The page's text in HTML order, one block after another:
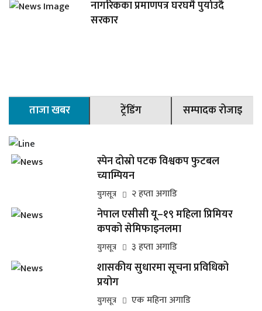
नागरिकका प्रमाणपत्र घरघमै पुर्याउदै
सरकार
ताजा खबर ट्रेंडिंग सम्पादक रोजाइ
स्पेन दोस्रो पटक विश्वकप फुटबल
च्याम्पियन
युगसूत्र २ हप्ता अगाडि
नेपाल एसीसी यू–१९ महिला प्रिमियर
कपको सेमिफाइनलमा
युगसूत्र ३ हप्ता अगाडि
शासकीय सुधारमा सूचना प्रविधिको
प्रयोग
युगसूत्र एक महिना अगाडि